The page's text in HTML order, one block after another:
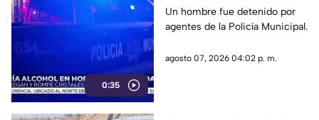
0:35
presuntamente causar
daños en tienda de
Un hombre fue detenido por
agentes de la Policía Municipal.
agosto 07, 2026 04:02 p. m.